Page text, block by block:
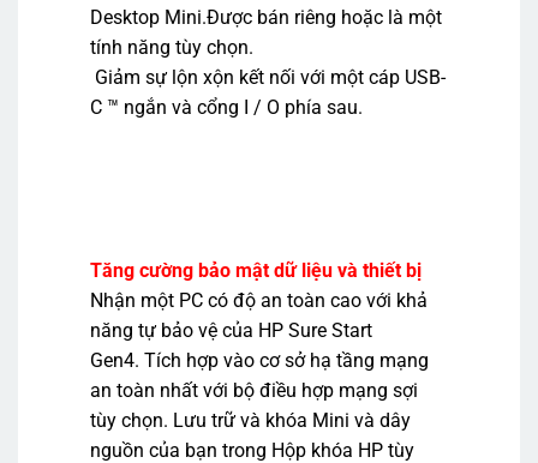
Desktop Mini.Được bán riêng hoặc là một
tính năng tùy chọn.
Giảm sự lộn xộn kết nối với một cáp USB-
C ™ ngắn và cổng I / O phía sau.
Tăng cường bảo mật dữ liệu và thiết bị
Nhận một PC có độ an toàn cao với khả
năng tự bảo vệ của HP Sure Start
Gen4. Tích hợp vào cơ sở hạ tầng mạng
an toàn nhất với bộ điều hợp mạng sợi
tùy chọn. Lưu trữ và khóa Mini và dây
nguồn của bạn trong Hộp khóa HP tùy